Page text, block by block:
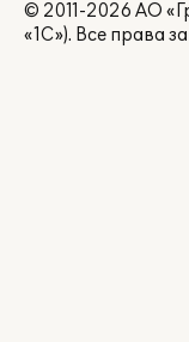
© 2011-2026 АО
«1С»). Все права